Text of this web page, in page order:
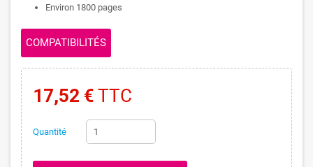
Environ 1800 pages
COMPATIBILITÉS
17,52 € TTC
Quantité